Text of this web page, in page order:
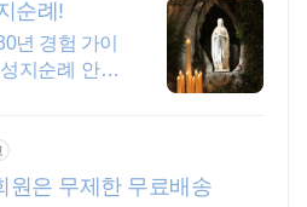
순례!
년 경험 가이
지순례 안내
원은 무제한 무료배송